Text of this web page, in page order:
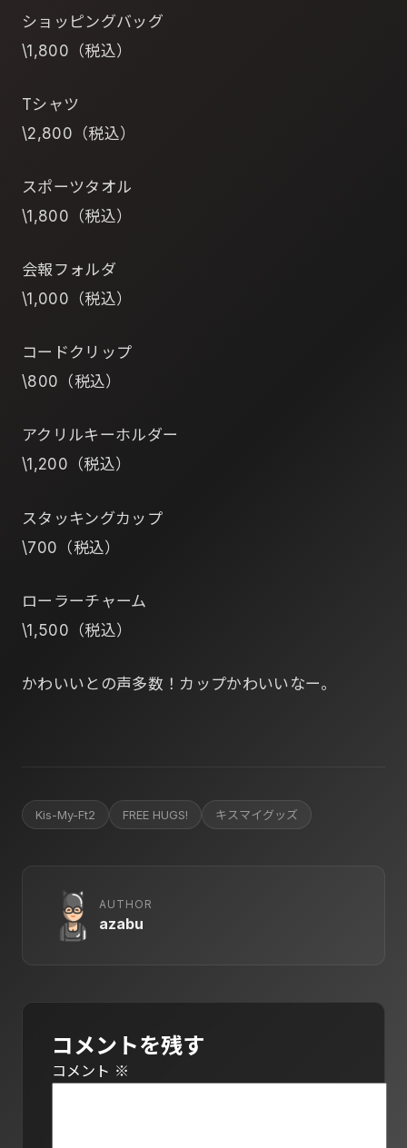
ショッピングバッグ
\1,800（税込）
Tシャツ
\2,800（税込）
スポーツタオル
\1,800（税込）
会報フォルダ
\1,000（税込）
コードクリップ
\800（税込）
アクリルキーホルダー
\1,200（税込）
スタッキングカップ
\700（税込）
ローラーチャーム
\1,500（税込）
かわいいとの声多数！カップかわいいなー。
Kis-My-Ft2 FREE HUGS! キスマイグッズ
AUTHOR
azabu
コメントを残す
コメント ※